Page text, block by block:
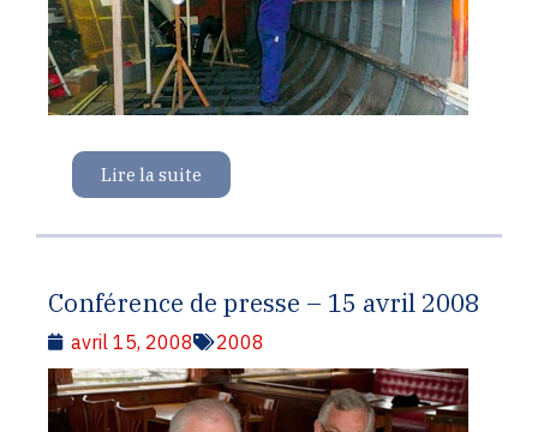
Lire la suite
Conférence de presse – 15 avril 2008
avril 15, 2008 2008